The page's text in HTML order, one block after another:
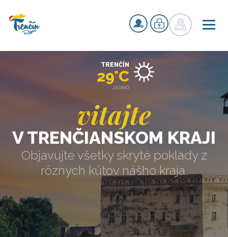
vitajte
V TRENČIANSKOM KRAJI
Objavujte všetky skryté poklady z
rôznych kútov nášho kraja.
TRENČÍN
29°C
JASNO